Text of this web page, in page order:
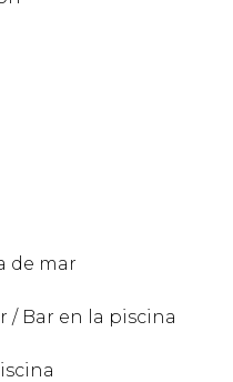
de mar
/ Bar en la piscina